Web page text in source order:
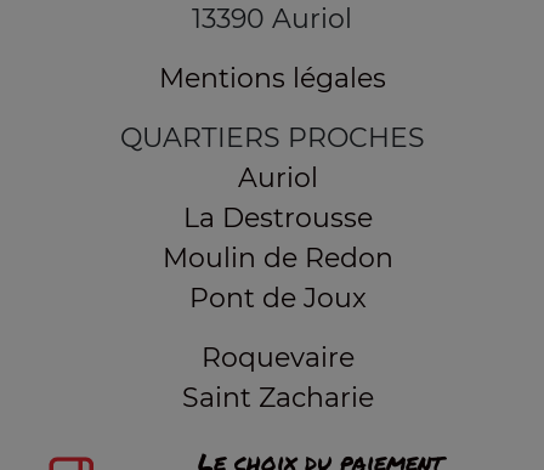
13390 Auriol
Mentions légales
QUARTIERS PROCHES
Auriol
La Destrousse
Moulin de Redon
Pont de Joux
Roquevaire
Saint Zacharie
Le choix du paiement